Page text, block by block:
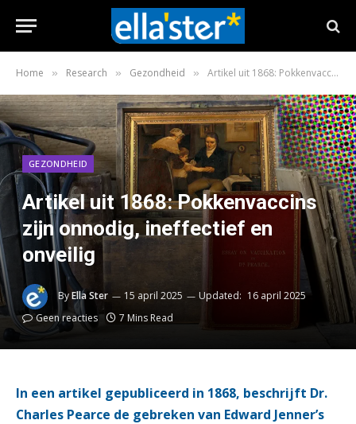
Home » Research » Gezondheid » Artikel uit 1868: Pokkenvaccins zijn onnodig, ineffectief en onveilig
GEZONDHEID
Artikel uit 1868: Pokkenvaccins
zijn onnodig, ineffectief en
onveilig
ByElla Ster 15 april 2025 Updated: 16 april 2025
Geen reacties
7 Mins Read
In een artikel gepubliceerd in 1868, beschrijft Dr.
Charles Pearce de gebreken van Edward Jenner’s